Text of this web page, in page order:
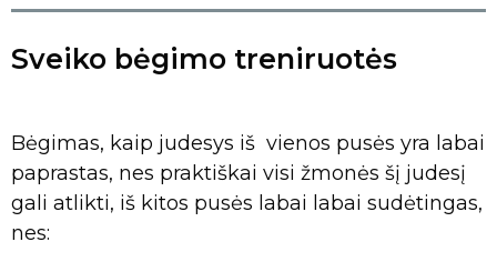
Sveiko bėgimo treniruotės
Bėgimas, kaip judesys iš vienos pusės yra labai
paprastas, nes praktiškai visi žmonės šį judesį
gali atlikti, iš kitos pusės labai labai sudėtingas,
nes: